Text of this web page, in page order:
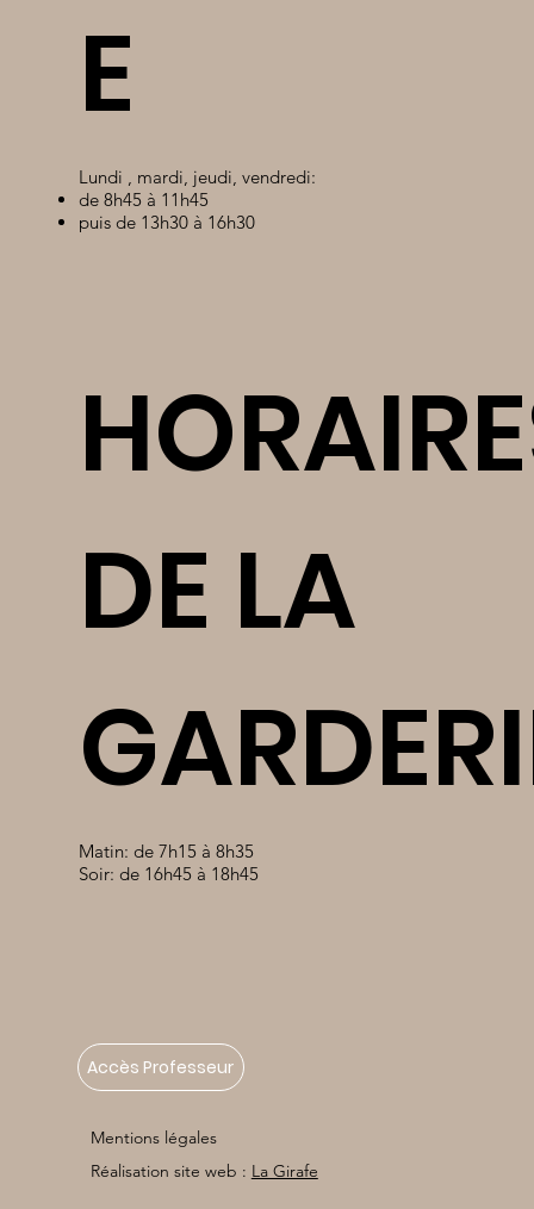
E
Lundi , mardi, jeudi, vendredi:
de 8h45 à 11h45
puis de 13h30 à 16h30
DE LA
Matin: de 7h15 à 8h35
Soir: de 16h45 à 18h45
Accès Professeur
Mentions légales
Réalisation site web : La Girafe